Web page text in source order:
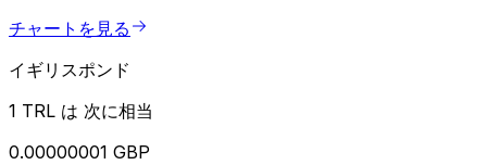
チャートを見る
イギリスポンド
1 TRL は 次に相当
0.00000001 GBP